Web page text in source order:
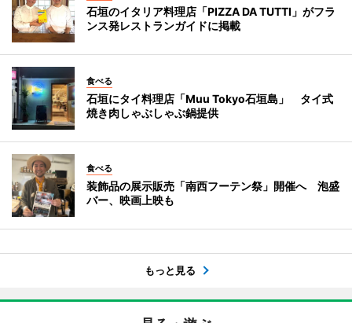
石垣のイタリア料理店「PIZZA DA TUTTI」がフラ
ンス発レストランガイドに掲載
食べる
石垣にタイ料理店「Muu Tokyo石垣島」 タイ式
焼き肉しゃぶしゃぶ鍋提供
食べる
装飾品の展示販売「南西フーテン祭」開催へ 泡盛
バー、映画上映も
もっと見る